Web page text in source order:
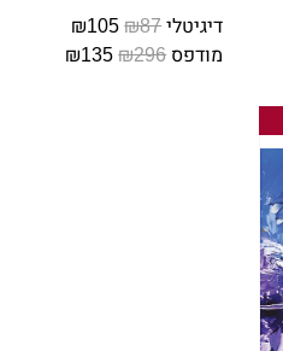
מנדי
דיגיטלי₪87
₪105
מודפס ₪296
₪135